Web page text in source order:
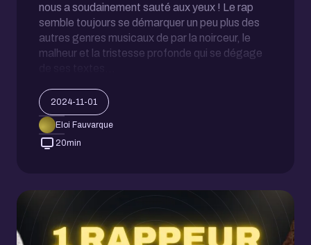
nous a soudainement sauté aux yeux ! Le rap
semble toujours se démarquer un peu plus des
autres genres musicaux de par la noirceur, le
malheur et la tristesse profonde qui se dégage
2024-11-01
Eloi Fauvarque
20min